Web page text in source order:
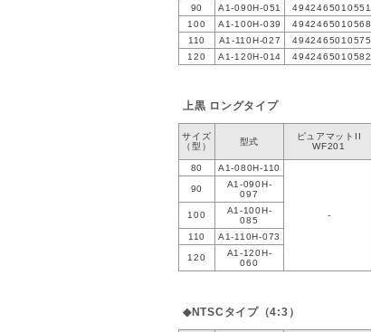
90
A1-090H-051 4942465010551
100
A1-100H-039 4942465010568
110
A1-110H-027 4942465010575
120
A1-120H-014 4942465010582
上黒 ロングタイプ
サイズ
（型）
型式
ピュアマットII
WF201
80 A1-080H-110
-
90
A1-090H-
097
100
A1-100H-
085
110 A1-110H-073
120
A1-120H-
060
◆NTSCタイプ（4:3）